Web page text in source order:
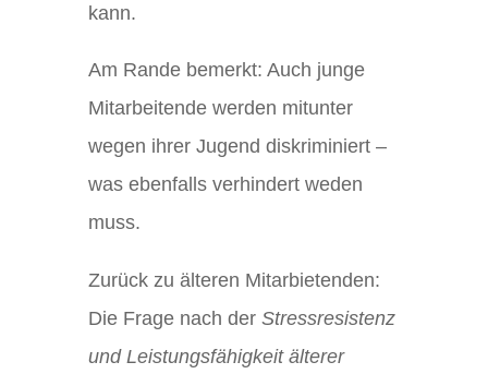
kann.
Am Rande bemerkt: Auch junge
Mitarbeitende werden mitunter
wegen ihrer Jugend diskriminiert –
was ebenfalls verhindert weden
muss.
Zurück zu älteren Mitarbietenden:
Die Frage nach der Stressresistenz
und Leistungsfähigkeit älterer